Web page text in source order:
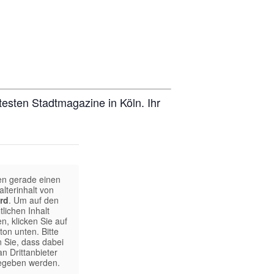
Stadtmagazine in Köln. Ihr
gerade einen
von
. Um auf den
Inhalt
klicken Sie auf
unten. Bitte
Sie, dass dabei
Drittanbieter
werden.